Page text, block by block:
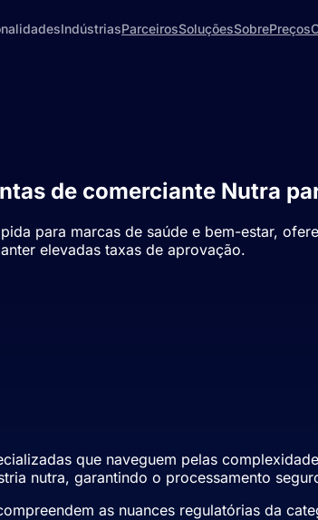
IndústriasParceirosSoluçõesSobrePreços
de comerciante Nutra
para marcas de saúde e bem-estar,
elevadas taxas de aprovação.
que naveguem pelas
nutra, garantindo o processamento
as nuances regulatórias da